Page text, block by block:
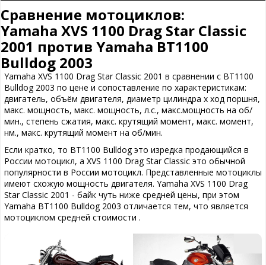
Сравнение мотоциклов:
Yamaha XVS 1100 Drag Star Classic
2001 против Yamaha BT1100
Bulldog 2003
Yamaha XVS 1100 Drag Star Classic 2001 в сравнении с BT1100
Bulldog 2003 по цене и сопоставление по характеристикам:
двигатель, объём двигателя, диаметр цилиндра х ход поршня,
макс. мощность, макс. мощность, л.с., макс.мощность на об/
мин., степень сжатия, макс. крутящий момент, макс. момент,
нм., макс. крутящий момент на об/мин.
Если кратко, то BT1100 Bulldog это изредка продающийся в
России мотоцикл, а XVS 1100 Drag Star Classic это обычной
популярности в России мотоцикл. Представленные мотоциклы
имеют схожую мощность двигателя. Yamaha XVS 1100 Drag
Star Classic 2001 - байк чуть ниже средней цены, при этом
Yamaha BT1100 Bulldog 2003 отличается тем, что является
мотоциклом средней стоимости .